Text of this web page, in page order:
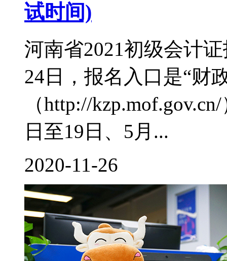
试时间)
河南省2021初级会计
24日，报名入口是“财
（http://
日至19日、5月...
2020-11-26